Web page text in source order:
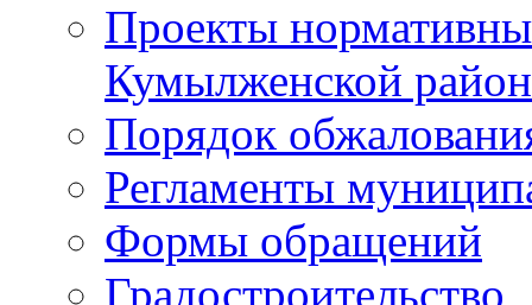
Проекты
Кумылженской
Порядок
Регламенты
Формы обращений
Градостроительство